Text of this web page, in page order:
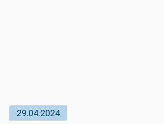
29.04.2024